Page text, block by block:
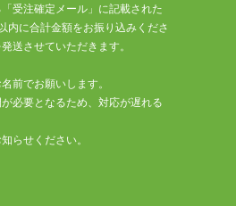
受注確定メール」に記載された
内に合計金額をお振り込みくださ
送させていただきます。
前でお願いします。
必要となるため、対応が遅れる
らせください。